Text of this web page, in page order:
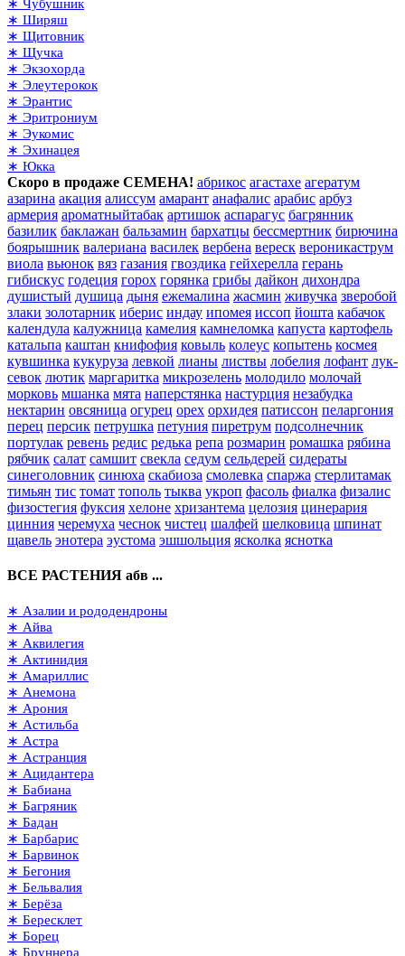
∗ Чубушник
∗ Ширяш
∗ Щитовник
∗ Щучка
∗ Экзохорда
∗ Элеутерокок
∗ Эрантис
∗ Эритрониум
∗ Эукомис
∗ Эхинацея
∗ Юкка
Скоро в продаже СЕМЕНА! абрикос агастахе агератум
азарина акация алиссум амарант анафалис арабис арбуз
армерия ароматныйтабак артишок аспарагус багрянник
базилик баклажан бальзамин бархатцы бессмертник бирючина
боярышник валериана василек вербена вереск вероникаструм
виола вьюнок вяз газания гвоздика гейхерелла герань
гибискус годеция горох горянка грибы дайкон дихондра
душистый душица дыня ежемалина жасмин живучка зверобой
злаки золотарник иберис индау ипомея иссоп йошта кабачок
календула калужница камелия камнеломка капуста картофель
катальпа каштан книфофия ковыль колеус копытень космея
кувшинка кукуруза левкой лианы листвы лобелия лофант лук-
севок лютик маргаритка микрозелень молодило молочай
морковь мшанка мята наперстянка настурция незабудка
нектарин овсяница огурец орех орхидея патиссон пеларгония
перец персик петрушка петуния пиретрум подсолнечник
портулак ревень редис редька репа розмарин ромашка рябина
рябчик салат самшит свекла седум сельдерей сидераты
синеголовник синюха скабиоза смолевка спаржа стерлитамак
тимьян тис томат тополь тыква укроп фасоль фиалка физалис
физостегия фуксия хелоне хризантема целозия цинерария
цинния черемуха чеснок чистец шалфей шелковица шпинат
щавель энотера эустома эшшольция ясколка яснотка
ВСЕ РАСТЕНИЯ абв ...
∗ Азалии и рододендроны
∗ Айва
∗ Аквилегия
∗ Актинидия
∗ Амариллис
∗ Анемона
∗ Арония
∗ Астильба
∗ Астра
∗ Астранция
∗ Ацидантера
∗ Бабиана
∗ Багряник
∗ Бадан
∗ Барбарис
∗ Барвинок
∗ Бегония
∗ Бельвалия
∗ Берёза
∗ Бересклет
∗ Борец
∗ Бруннера